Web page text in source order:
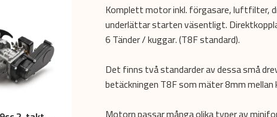
Komplett motor inkl. förgasare, luftfilter,
underlättar starten väsentligt.
6 Tänder / kuggar. (T8F standard).
Det finns två standarder av dessa små
betäckningen T8F som mäter 8mm mellan